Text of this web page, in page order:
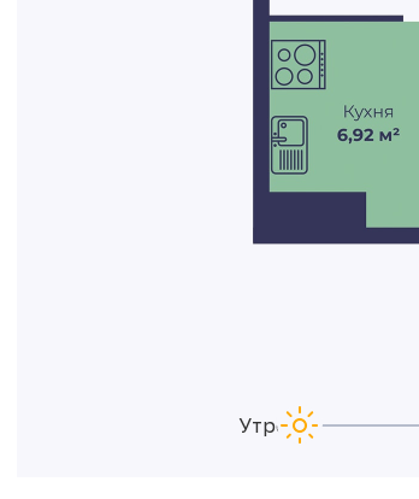
Утро